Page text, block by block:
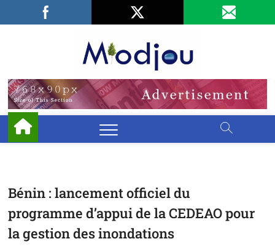
Facebook
LinkedIn
Bénin : lancement officiel du
programme d’appui de la CEDEAO pour
la gestion des inondations